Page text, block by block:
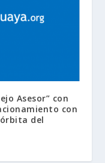
Asesor” con
con
del